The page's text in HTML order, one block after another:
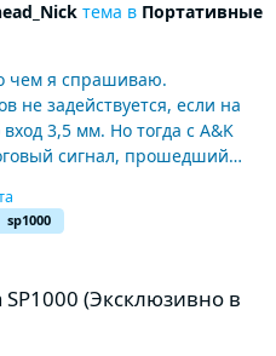
тема в Портативные
чем я спрашиваю.
не задействуется, если на
3,5 мм. Но тогда с A&K
сигнал, прошедший
, с выхода usb-c, на вход
их цап и усь.
то A&K выдает с выхода
нужно. И хочу понять в чем
sp1000
(Эксклюзивно в